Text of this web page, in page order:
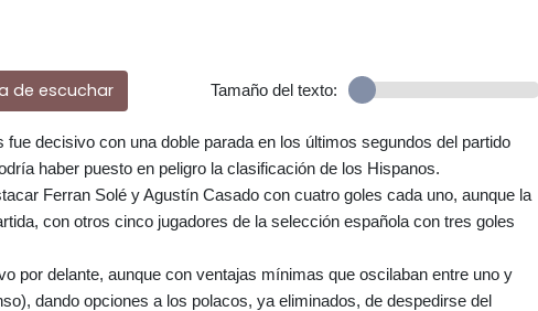
de escuchar Tamaño del texto:
fue decisivo con una doble parada en los últimos segundos del partido
haber puesto en peligro la clasificación de los Hispanos.
Ferran Solé y Agustín Casado con cuatro goles cada uno, aunque la
con otros cinco jugadores de la selección española con tres goles
por delante, aunque con ventajas mínimas que oscilaban entre uno y
dando opciones a los polacos, ya eliminados, de despedirse del